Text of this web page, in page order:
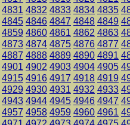
4831 4832 4833 4834 4835
4845 4846 4847 4848 4849
4859 4860 4861 4862 4863
4873 4874 4875 4876 4877
4887 4888 4889 4890 4891
4901 4902 4903 4904 4905
4915 4916 4917 4918 4919
4929 4930 4931 4932 4933
4943 4944 4945 4946 4947
4957 4958 4959 4960 4961